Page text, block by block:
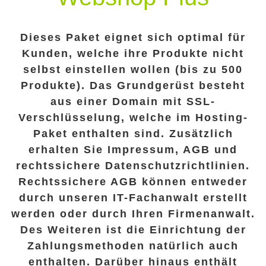
Dieses Paket eignet sich optimal für
Kunden, welche ihre Produkte nicht
selbst einstellen wollen (bis zu 500
Produkte). Das Grundgerüst besteht
aus einer Domain mit SSL-
Verschlüsselung, welche im Hosting-
Paket enthalten sind. Zusätzlich
erhalten Sie Impressum, AGB und
rechtssichere Datenschutzrichtlinien.
Rechtssichere AGB können entweder
durch unseren IT-Fachanwalt erstellt
werden oder durch Ihren Firmenanwalt.
Des Weiteren ist die Einrichtung der
Zahlungsmethoden natürlich auch
enthalten. Darüber hinaus enthält